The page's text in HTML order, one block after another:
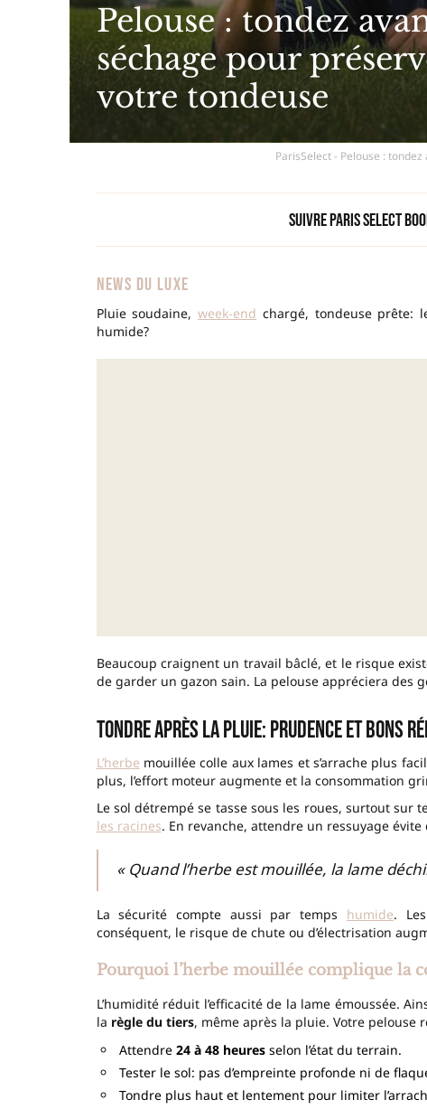
Pelouse : tondez
séchage pour
votre tondeuse
ParisSelect - Pelouse :
Suivre Paris Select
NEWS DU LUXE
Pluie soudaine, week-end chargé, tondeuse prête:
humide?
Beaucoup craignent un travail bâclé, et le risque
de garder un gazon sain. La pelouse appréciera des
Tondre après la pluie: prudence et bons
L’herbe mouillée colle aux lames et s’arrache plus
plus, l’effort moteur augmente et la consommation
Le sol détrempé se tasse sous les roues, surtout sur
les racines. En revanche, attendre un ressuyage évite
« Quand l’herbe est mouillée, la lame
La sécurité compte aussi par temps humide.
conséquent, le risque de chute ou d’électrisation
Pourquoi l’herbe mouillée complique la
L’humidité réduit l’efficacité de la lame émoussée.
la règle du tiers, même après la pluie. Votre pelouse
Attendre 24 à 48 heuresselon l’état du terrain.
Tester le sol: pas d’empreinte profonde ni de
Tondre plus haut et lentement pour limiter